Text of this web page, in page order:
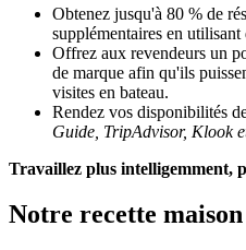
Obtenez jusqu'à 80 % de
supplémentaires en
Offrez aux revendeurs un
de marque afin qu'ils
visites en bateau.
Rendez vos disponibilités
Guide, TripAdvisor, Klook
Travaillez plus intelligemment,
Notre recette